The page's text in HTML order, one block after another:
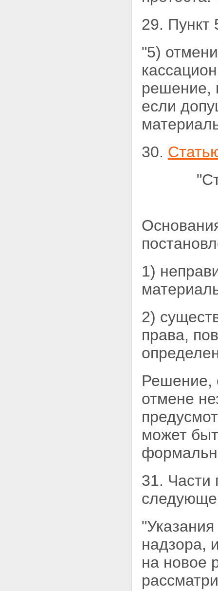
29. Пункт
"5)
решение,
если
30.
1)
2)
права,
Решение,
отмене
может
31. Части
надзора,
на новое